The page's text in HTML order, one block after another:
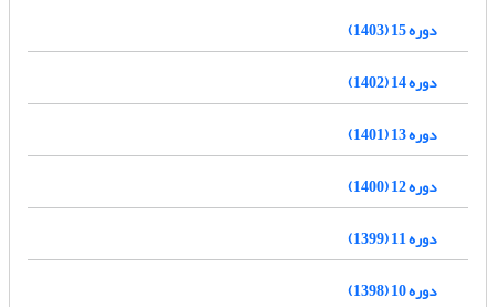
دوره 15 (1403)
دوره 14 (1402)
دوره 13 (1401)
دوره 12 (1400)
دوره 11 (1399)
دوره 10 (1398)